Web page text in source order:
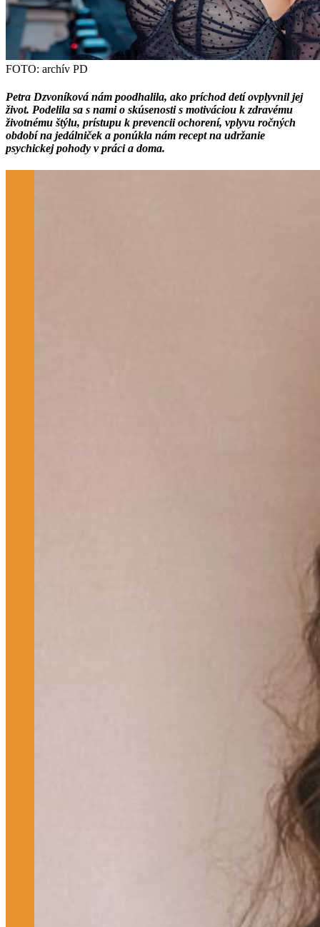
FOTO: archív PD
Petra Dzvoníková nám poodhalila, ako príchod detí ovplyvnil jej
život. Podelila sa s nami o skúsenosti s motiváciou k zdravému
životnému štýlu, prístupu k prevencii ochorení, vplyvu ročných
období na jedálniček a ponúkla nám recept na udržanie
psychickej pohody v práci a doma.